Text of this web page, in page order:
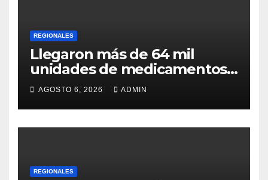
REGIONALES
Llegaron más de 64 mil
unidades de medicamentos
e insumos
AGOSTO 6, 2026 ADMIN
REGIONALES